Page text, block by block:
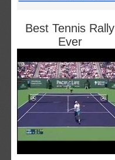
Best Tennis Rally
Ever